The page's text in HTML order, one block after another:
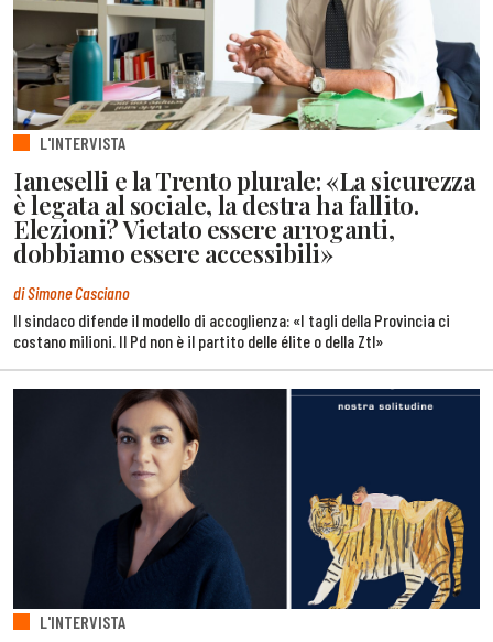
L'INTERVISTA
Ianeselli e la Trento plurale: «La sicurezza
è legata al sociale, la destra ha fallito.
Elezioni? Vietato essere arroganti,
dobbiamo essere accessibili»
di Simone Casciano
Il sindaco difende il modello di accoglienza: «I tagli della Provincia ci
costano milioni. Il Pd non è il partito delle élite o della Ztl»
L'INTERVISTA